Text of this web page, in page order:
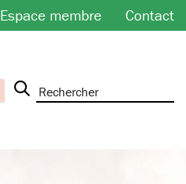
Espace membre Contact